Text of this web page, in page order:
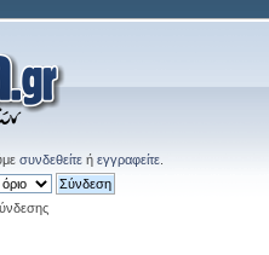
συνδεθείτε ή εγγραφείτε